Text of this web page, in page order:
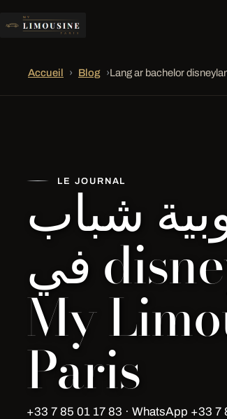
Accueil › Blog ›Lang ar bachelor
LE JOURNAL
شباب
في disneyland |
My
Paris
+33 7 85 01 17 83 · WhatsApp +33 7